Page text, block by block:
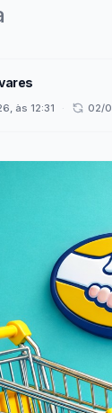
às 12:31 · 02/